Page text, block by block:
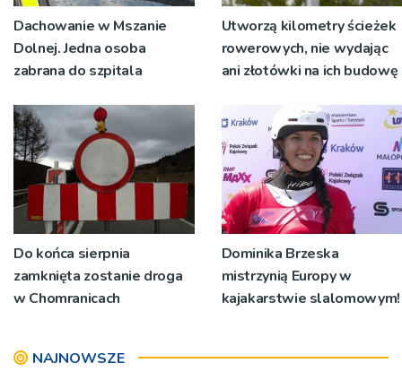
Dachowanie w Mszanie
Dolnej. Jedna osoba
zabrana do szpitala
Utworzą kilometry ścieżek
rowerowych, nie wydając
ani złotówki na ich budowę
Do końca sierpnia
zamknięta zostanie droga
w Chomranicach
Dominika Brzeska
mistrzynią Europy w
kajakarstwie slalomowym!
NAJNOWSZE